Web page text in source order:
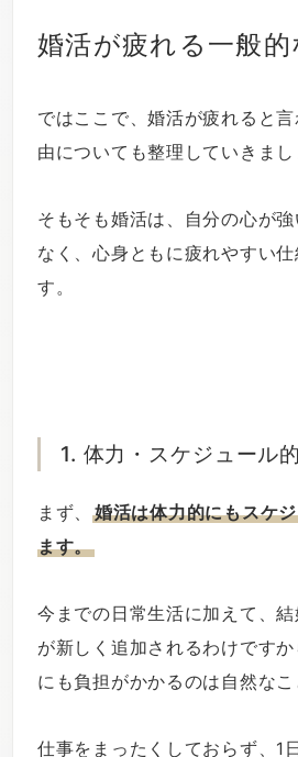
婚活が疲れる一般的
ではここで、婚活が疲れると
由についても整理していきまし
そもそも婚活は、自分の心が
なく、心身ともに疲れやすい
す。
1. 体力・スケジュール
まず、婚活は体力的にもスケ
ます。
今までの日常生活に加えて、
が新しく追加されるわけです
にも負担がかかるのは自然なこ
仕事をまったくしておらず、1